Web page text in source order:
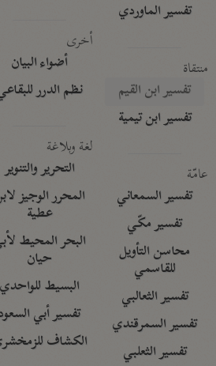
تفسير الماوردي
منتقاة
تفسير ابن القيم
تفسير ابن تيمية
عامّة
تفسير السمعاني
تفسير مكّي
محاسن التأويل
للقاسمي
تفسير الثعالبي
تفسير السمرقندي
تفسير الثعلبي
أخرى
أضواء البيان
نظم الدرر
لغة وبلاغة
التحرير والتنوير
المحرر الوجيز
عطية
البحر المحيط
حيان
البسيط للواحدي
تفسير أبي
الكشاف